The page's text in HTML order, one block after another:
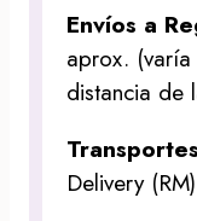
Envíos a
aprox.
distancia de
Delivery